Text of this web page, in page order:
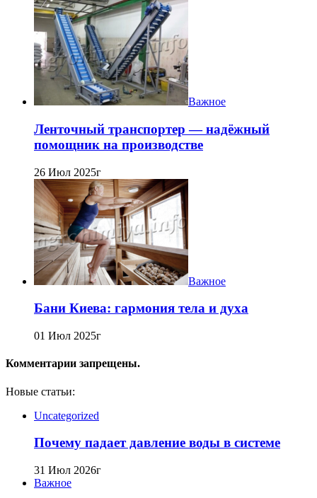
Важное
Ленточный транспортер — надёжный
помощник на производстве
26 Июл 2025г
Важное
Бани Киева: гармония тела и духа
01 Июл 2025г
Комментарии запрещены.
Новые статьи:
Uncategorized
Почему падает давление воды в системе
31 Июл 2026г
Важное